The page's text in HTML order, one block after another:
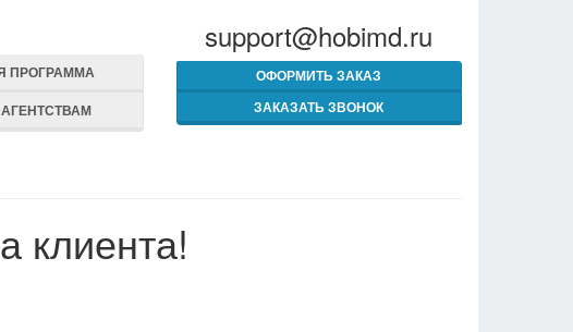
ПРОГРАММА
support@hobimd.ru
ОФОРМИТЬ ЗАКАЗ
ЗАКАЗАТЬ ЗВОНОК
клиента!